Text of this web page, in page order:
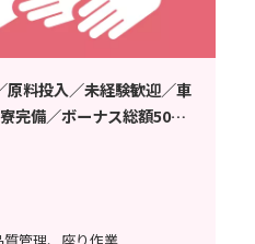
料投入／未経験歓迎／車
完備／ボーナス総額50万